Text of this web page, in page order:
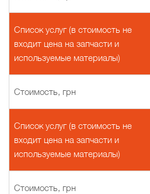
Список услуг (в стоимость не
входит цена на запчасти и
используемые материалы)
Стоимость, грн
Список услуг (в стоимость не
входит цена на запчасти и
используемые материалы)
Стоимость, грн